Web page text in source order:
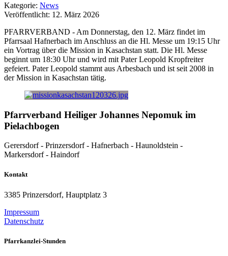
Kategorie: News
Veröffentlicht: 12. März 2026
PFARRVERBAND - Am Donnerstag, den 12. März findet im
Pfarrsaal Hafnerbach im Anschluss an die Hl. Messe um 19:15 Uhr
ein Vortrag über die Mission in Kasachstan statt. Die Hl. Messe
beginnt um 18:30 Uhr und wird mit Pater Leopold Kropfreiter
gefeiert. Pater Leopold stammt aus Arbesbach und ist seit 2008 in
der Mission in Kasachstan tätig.
Pfarrverband Heiliger Johannes Nepomuk im
Pielachbogen
Gerersdorf - Prinzersdorf - Hafnerbach - Haunoldstein -
Markersdorf - Haindorf
Kontakt
3385 Prinzersdorf, Hauptplatz 3
Impressum
Datenschutz
Pfarrkanzlei-Stunden